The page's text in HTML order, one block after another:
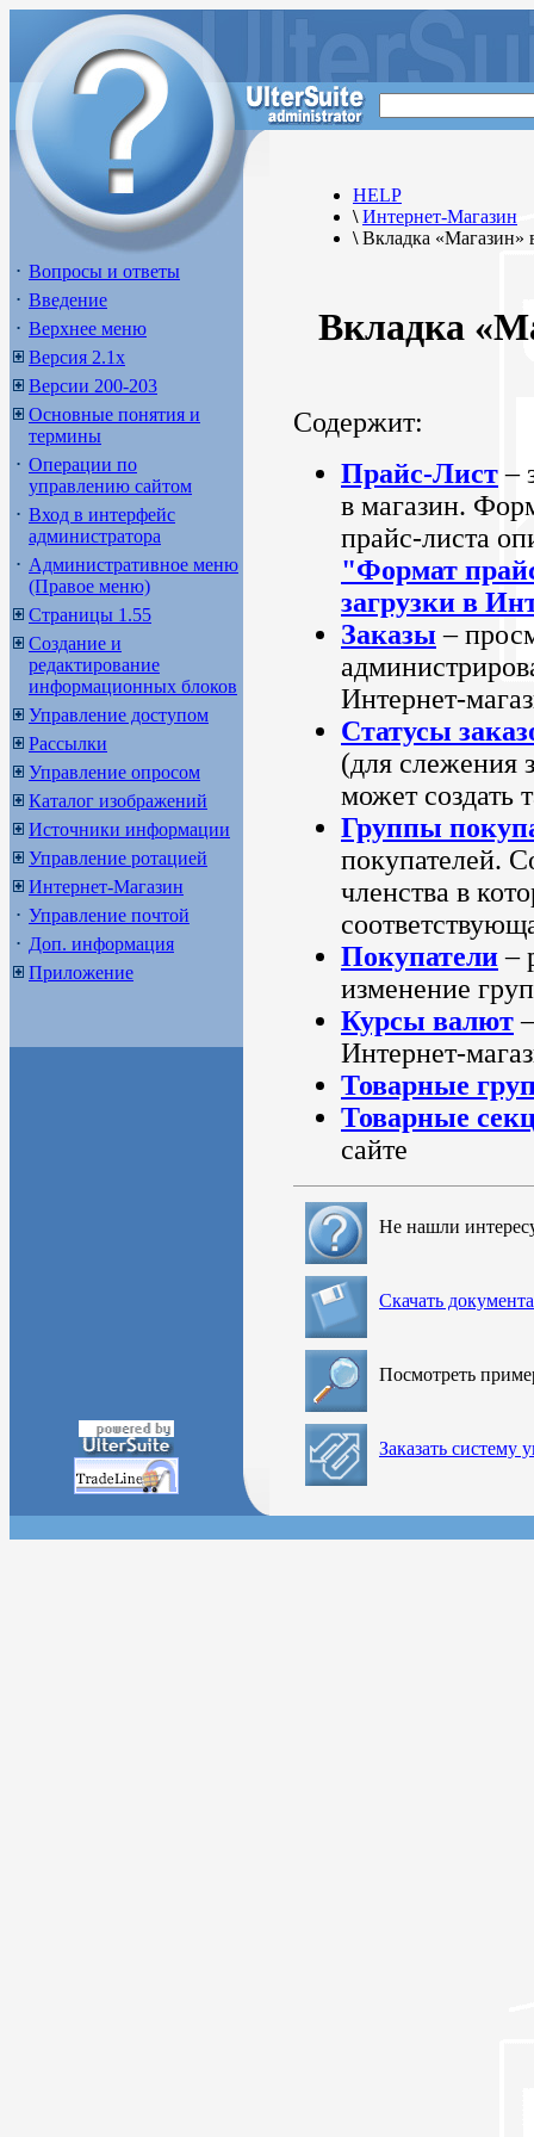
Вопросы и ответы
Введение
Верхнее меню
Версия 2.1х
Версии 200-203
Основные понятия и
термины
Операции по
управлению сайтом
Вход в интерфейс
администратора
Административное меню
(Правое меню)
Страницы 1.55
Создание и
редактирование
информационных блоков
Управление доступом
Рассылки
Управление опросом
Каталог изображений
Источники информации
Управление ротацией
Интернет-Магазин
Управление почтой
Доп. информация
Приложение
HELP
\Интернет-Магазин
\Вкладка «Магазин»
Вкладка
Содержит:
Прайс-Лист–
в магазин.
прайс-листа
"Формат
загрузки в
Заказы –
Интернет-
Статусы
(для слежения
может создать
Группы
покупателей.
членства в
Покупатели–
изменение
Курсы валют
Интернет-
Товарные
Товарные
сайте
Не нашли
Скачать
Посмотреть
Заказать систему